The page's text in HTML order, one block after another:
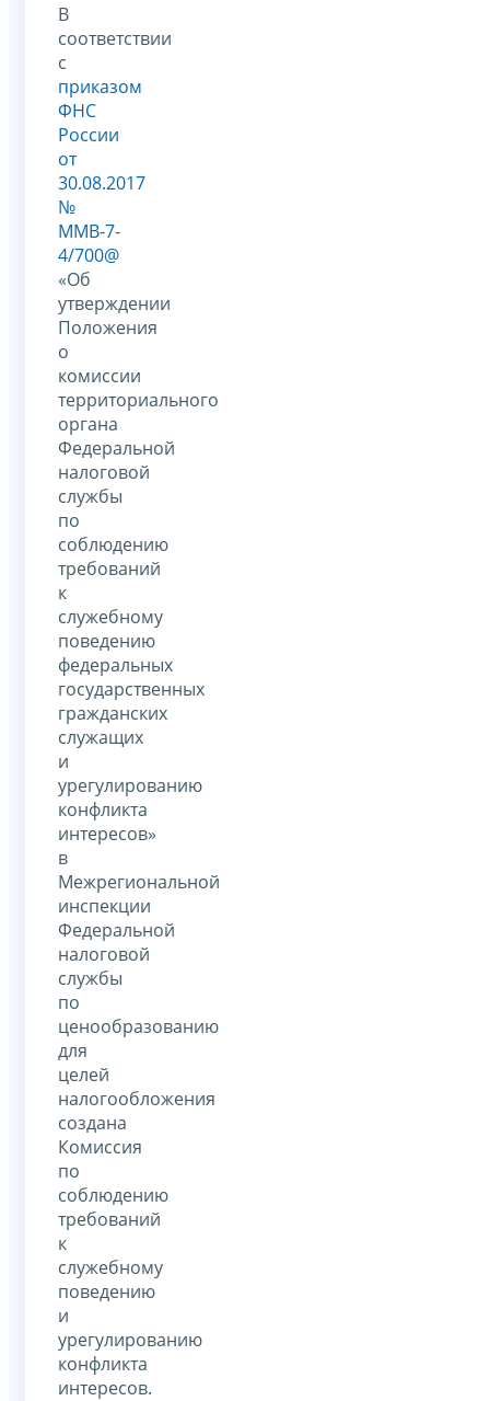
В
соответствии
с
приказом
ФНС
России
от
30.08.2017
№
ММВ-7-
4/700@
«Об
утверждении
Положения
о
комиссии
территориального
органа
Федеральной
налоговой
службы
по
соблюдению
требований
к
служебному
поведению
федеральных
государственных
гражданских
служащих
и
урегулированию
конфликта
интересов»
в
Межрегиональной
инспекции
Федеральной
налоговой
службы
по
ценообразованию
для
целей
налогообложения
создана
Комиссия
по
соблюдению
требований
к
служебному
поведению
и
урегулированию
конфликта
интересов.